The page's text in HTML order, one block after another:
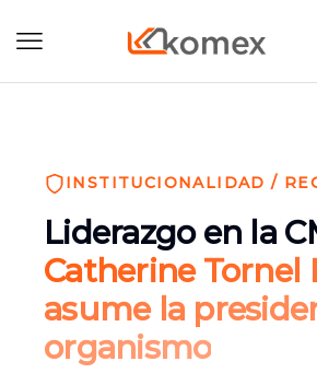
INSTITUCIONALIDAD /
Liderazgo en la
Catherine Tornel
asume la
organismo